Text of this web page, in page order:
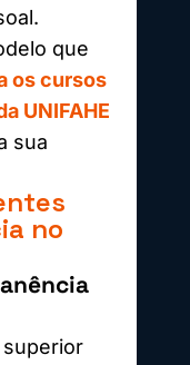
que
os cursos
UNIFAHE
sua
no
superior